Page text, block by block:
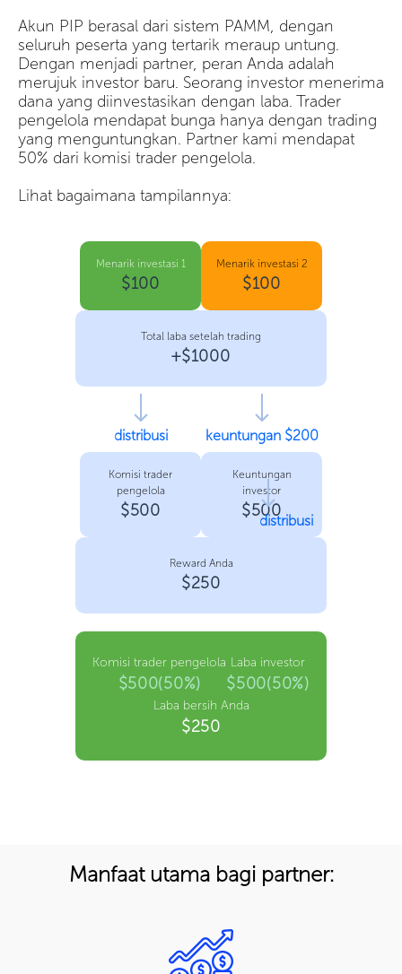
Akun PIP berasal dari sistem PAMM, dengan
seluruh peserta yang tertarik meraup untung.
Dengan menjadi partner, peran Anda adalah
merujuk investor baru. Seorang investor menerima
dana yang diinvestasikan dengan laba. Trader
pengelola mendapat bunga hanya dengan trading
yang menguntungkan. Partner kami mendapat
50% dari komisi trader pengelola.
Lihat bagaimana tampilannya:
Menarik investasi 1
$100
Menarik investasi 2
$100
Total laba setelah trading
+$1000
distribusi
Komisi trader
pengelola
$500
keuntungan $200
Keuntungan
investor
$500
distribusi
Reward Anda
$250
Komisi trader pengelola
$500(50%)
Laba investor
$500(50%)
Laba bersih Anda
$250
Manfaat utama bagi partner: